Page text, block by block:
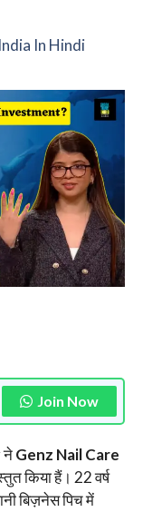
In Hindi
Join Now
नेGenz Nail Care
किया हैं। 22 वर्ष
बिज़नेस पिच में